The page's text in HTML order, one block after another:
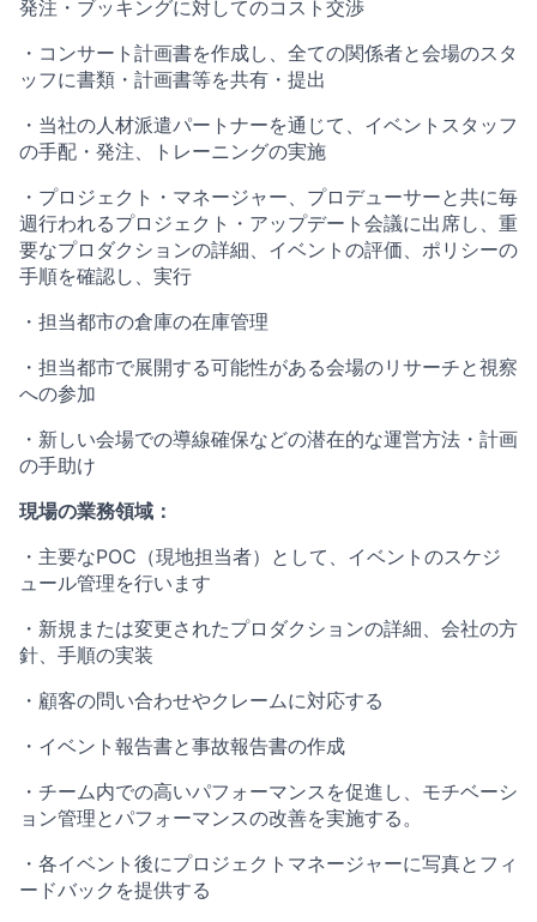
発注・ブッキングに対してのコスト交渉
・コンサート計画書を作成し、全ての関係者と会場のスタ
ッフに書類・計画書等を共有・提出
・当社の人材派遣パートナーを通じて、イベントスタッフ
の手配・発注、トレーニングの実施
・プロジェクト・マネージャー、プロデューサーと共に毎
週行われるプロジェクト・アップデート会議に出席し、重
要なプロダクションの詳細、イベントの評価、ポリシーの
手順を確認し、実行
・担当都市の倉庫の在庫管理
・担当都市で展開する可能性がある会場のリサーチと視察
への参加
・新しい会場での導線確保などの潜在的な運営方法・計画
の手助け
現場の業務領域：
・主要なP​​OC（現地担当者）として、イベントのスケジ
ュール管理を行います
・新規または変更されたプロダクションの詳細、会社の方
針、手順の実装
・顧客の問い合わせやクレームに対応する
・イベント報告書と事故報告書の作成
・チーム内での高いパフォーマンスを促進し、モチベーシ
ョン管理とパフォーマンスの改善を実施する。
・各イベント後にプロジェクトマネージャーに写真とフィ
ードバックを提供する